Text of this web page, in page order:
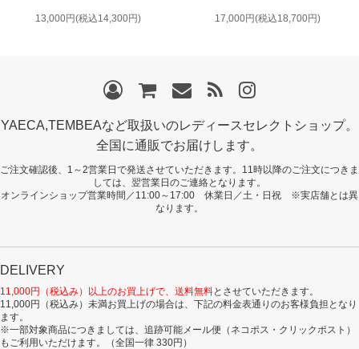
13,000円(税込14,300円) 17,000円(税込18,700円)
YAECA,TEMBEAなど取扱いのレディースセレクトショップ。
全国に通販でお届けします。
ご注文確認後、1～2営業日で発送させていただきます。11時以降のご注文につきま
しては、翌営業日のご連絡となります。
オンラインショップ営業時間／11:00～17:00 休業日／土・日祝 ※実店舗とは異
なります。
DELIVERY
11,000円（税込み）以上のお買上げで、送料無料とさせていただきます。
11,000円（税込み）未満お買上げの場合は、下記の料金表通りのお客様負担となり
ます。
※一部対象商品につきましては、追跡可能メール便（ネコポス・クリックポスト）
もご利用いただけます。（全国一律 330円）